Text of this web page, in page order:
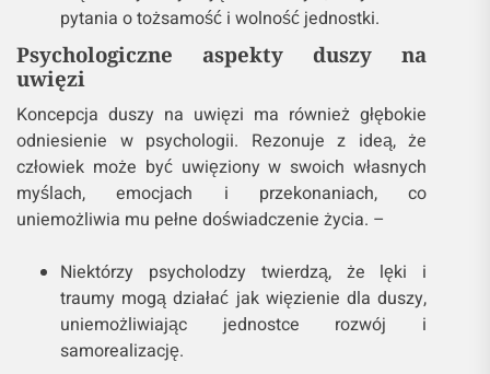
pytania o tożsamość i wolność jednostki.
Psychologiczne aspekty duszy na
uwięzi
Koncepcja duszy na uwięzi ma również głębokie
odniesienie w psychologii. Rezonuje z ideą, że
człowiek może być uwięziony w swoich własnych
myślach, emocjach i przekonaniach, co
uniemożliwia mu pełne doświadczenie życia. –
Niektórzy psycholodzy twierdzą, że lęki i
traumy mogą działać jak więzienie dla duszy,
uniemożliwiając jednostce rozwój i
samorealizację.